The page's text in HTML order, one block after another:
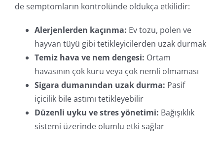
de semptomların kontrolünde oldukça etkilidir:
Alerjenlerden kaçınma: Ev tozu, polen ve
hayvan tüyü gibi tetikleyicilerden uzak durmak
Temiz hava ve nem dengesi: Ortam
havasının çok kuru veya çok nemli olmaması
Sigara dumanından uzak durma: Pasif
içicilik bile astımı tetikleyebilir
Düzenli uyku ve stres yönetimi: Bağışıklık
sistemi üzerinde olumlu etki sağlar